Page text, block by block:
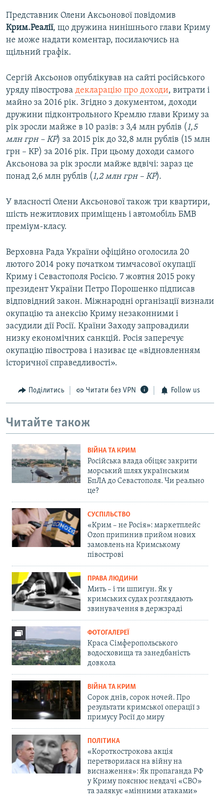
Представник Олени Аксьонової повідомив
Крим.Реалії, що дружина нинішнього глави Криму
не може надати коментар, посилаючись на
щільний графік.
Сергій Аксьонов опублікував на сайті російського
уряду півострова декларацію про доходи, витрати і
майно за 2016 рік. Згідно з документом, доходи
дружини підконтрольного Кремлю глави Криму за
рік зросли майже в 10 разів: з 3,4 млн рублів (1,5
млн грн – КР) за 2015 рік до 32,8 млн рублів (15 млн
грн – КР) за 2016 рік. При цьому доходи самого
Аксьонова за рік зросли майже вдвічі: зараз це
понад 2,6 млн рублів (1,2 млн грн – КР).
У власності Олени Аксьонової також три квартири,
шість нежитлових приміщень і автомобіль БМВ
преміум-класу.
Верховна Рада України офіційно оголосила 20
лютого 2014 року початком тимчасової окупації
Криму і Севастополя Росією. 7 жовтня 2015 року
президент України Петро Порошенко підписав
відповідний закон. Міжнародні організації визнали
окупацію та анексію Криму незаконними і
засудили дії Росії. Країни Заходу запровадили
низку економічних санкцій. Росія заперечує
окупацію півострова і називає це «відновленням
історичної справедливості».
Поділитись Читати без VPN Follow us
Читайте також
ВІЙНА ТА КРИМ
Російська влада обіцяє закрити
морський шлях українським
БпЛА до Севастополя. Чи реально
це?
СУСПІЛЬСТВО
«Крим – не Росія»: маркетплейс
Ozon припинив прийом нових
замовлень на Кримському
півострові
ПРАВА ЛЮДИНИ
Мить – і ти шпигун. Як у
кримських судах розглядають
звинувачення в держзраді
ФОТОГАЛЕРЕЇ
Краса Сімферопольського
водосховища та занедбаність
довкола
ВІЙНА ТА КРИМ
Сорок днів, сорок ночей. Про
результати кримської операції з
примусу Росії до миру
ПОЛІТИКА
«Короткострокова акція
перетворилася на війну на
виснаження»: Як пропаганда РФ
у Криму пояснює невдачі «СВО»
та залякує «мінними атаками»